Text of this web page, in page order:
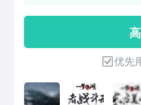
由捏脸
枭雄，
湖选择
路，给
友一同
属于你
优先